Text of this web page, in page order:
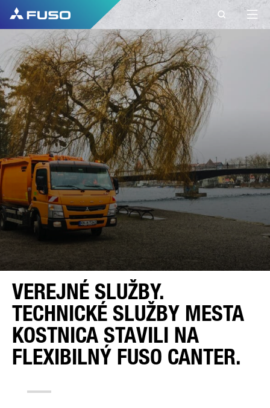
VEREJNÉ SLUŽBY.
TECHNICKÉ SLUŽBY MESTA
KOSTNICA STAVILI NA
FLEXIBILNÝ FUSO CANTER.
KONTAKT
FUSO EUROPE
KONTAKT
Máte nejaké otázky?
Svoje dotazy nám pošlite cez tento kontaktný
formulár.
KRSTNÉ MENO*
PRIEZVISKO*
TYP OTÁZKY*